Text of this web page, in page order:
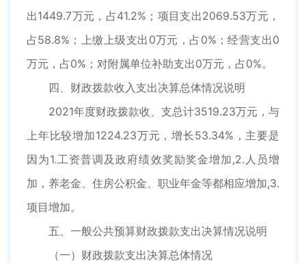
出1449.7万元，占41.2%；项目支出2069.53万元，
占58.8%；上缴上级支出0万元，占0%；经营支出0
万元，占0%；对附属单位补助支出0万元，占0%。
四、财政拨款收入支出决算总体情况说明
2021年度财政拨款收、支总计3519.23万元，与
上年比较增加1224.23万元，增长53.34%，主要是
因为1.工资普调及政府绩效奖励奖金增加,2.人员增
加，养老金、住房公积金、职业年金等都相应增加,3.
项目增加。
五、一般公共预算财政拨款支出决算情况说明
（一）财政拨款支出决算总体情况